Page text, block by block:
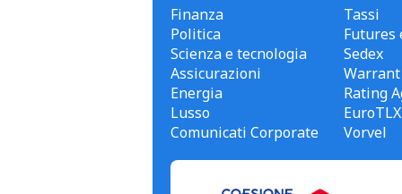
Finanza
Politica
Scienza e tecnologia
Assicurazioni
Energia
Lusso
Comunicati Corporate
Tassi
Futures
Sedex
Warrant
Rating
EuroTLX
Vorvel